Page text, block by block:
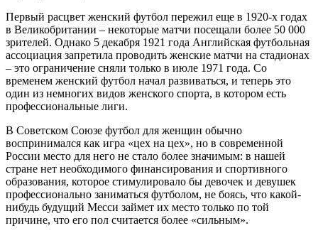
Первый расцвет женский футбол пережил еще в 1920-х годах
в Великобритании – некоторые матчи посещали более 50 000
зрителей. Однако 5 декабря 1921 года Английская футбольная
ассоциация запретила проводить женские матчи на стадионах
– это ограничение сняли только в июле 1971 года. Со
временем женский футбол начал развиваться, и теперь это
один из немногих видов женского спорта, в котором есть
профессиональные лиги.
В Советском Союзе футбол для женщин обычно
воспринимался как игра «цех на цех», но в современной
России место для него не стало более значимым: в нашей
стране нет необходимого финансирования и спортивного
образования, которое стимулировало бы девочек и девушек
профессионально заниматься футболом, не боясь, что какой-
нибудь будущий Месси займет их место только по той
причине, что его пол считается более «сильным».